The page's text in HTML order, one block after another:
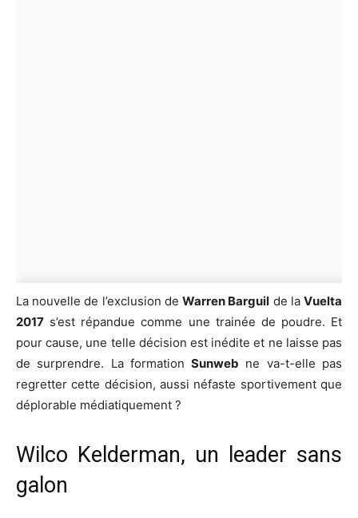
La nouvelle de l’exclusion deWarren Barguil de laVuelta
2017 s’est répandue comme une trainée de poudre. Et
pour cause, une telle décision est inédite et ne laisse pas
de surprendre. La formationSunweb ne va-t-elle pas
regretter cette décision, aussi néfaste sportivement que
déplorable médiatiquement ?
Wilco Kelderman, un leader sans
galon